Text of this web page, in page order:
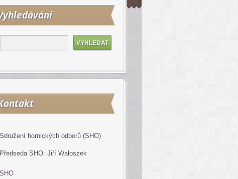
Sdružení hornických odborů (SHO)
Předseda SHO: Jiří Waloszek
SHO